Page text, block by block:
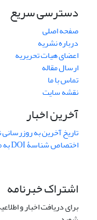
دسترسی سریع
صفحه اصلی
درباره نشریه
اعضای هیات تحریریه
ارسال مقاله
تماس با ما
نقشه سایت
آخرین اخبار
تاریخ آخرین به
اختصاص شناسۀ DOI به مقاله‌های فصلنامه تاریخ روابط خارجی
اشتراک خبرنامه
برای دریافت اخبار و